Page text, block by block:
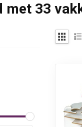
met 33